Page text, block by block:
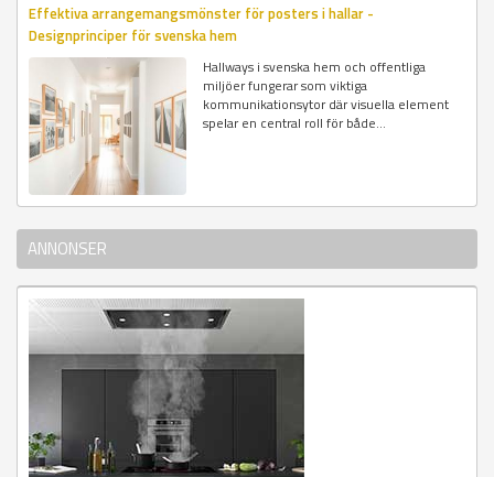
Effektiva arrangemangsmönster för posters i hallar -
Designprinciper för svenska hem
Hallways i svenska hem och offentliga
miljöer fungerar som viktiga
kommunikationsytor där visuella element
spelar en central roll för både...
ANNONSER